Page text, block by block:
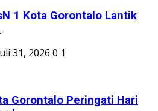
1 Kota Gorontalo Lantik
31, 2026 0 1
Gorontalo Peringati Hari